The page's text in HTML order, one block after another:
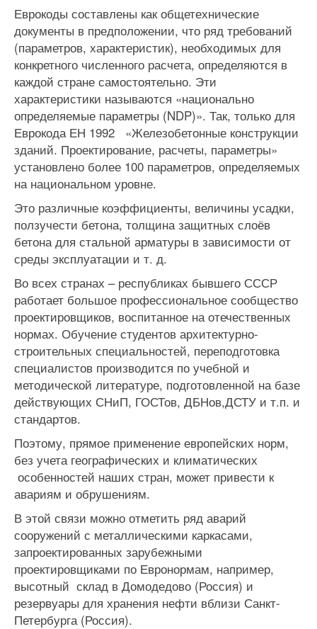
Еврокоды составлены как общетехнические
документы в предположении, что ряд требований
(параметров, характеристик), необходимых для
конкретного численного расчета, определяются в
каждой стране самостоятельно. Эти
характеристики называются «национально
определяемые параметры (NDP)». Так, только для
Еврокода ЕН 1992 «Железобетонные конструкции
зданий. Проектирование, расчеты, параметры»
установлено более 100 параметров, определяемых
на национальном уровне.
Это различные коэффициенты, величины усадки,
ползучести бетона, толщина защитных слоёв
бетона для стальной арматуры в зависимости от
среды эксплуатации и т. д.
Во всех странах – республиках бывшего СССР
работает большое профессиональное сообщество
проектировщиков, воспитанное на отечественных
нормах. Обучение студентов архитектурно-
строительных специальностей, переподготовка
специалистов производится по учебной и
методической литературе, подготовленной на базе
действующих СНиП, ГОСТов, ДБНов,ДСТУ и т.п. и
стандартов.
Поэтому, прямое применение европейских норм,
без учета географических и климатических
особенностей наших стран, может привести к
авариям и обрушениям.
В этой связи можно отметить ряд аварий
сооружений с металлическими каркасами,
запроектированных зарубежными
проектировщиками по Евронормам, например,
высотный склад в Домодедово (Россия) и
резервуары для хранения нефти вблизи Санкт-
Петербурга (Россия).